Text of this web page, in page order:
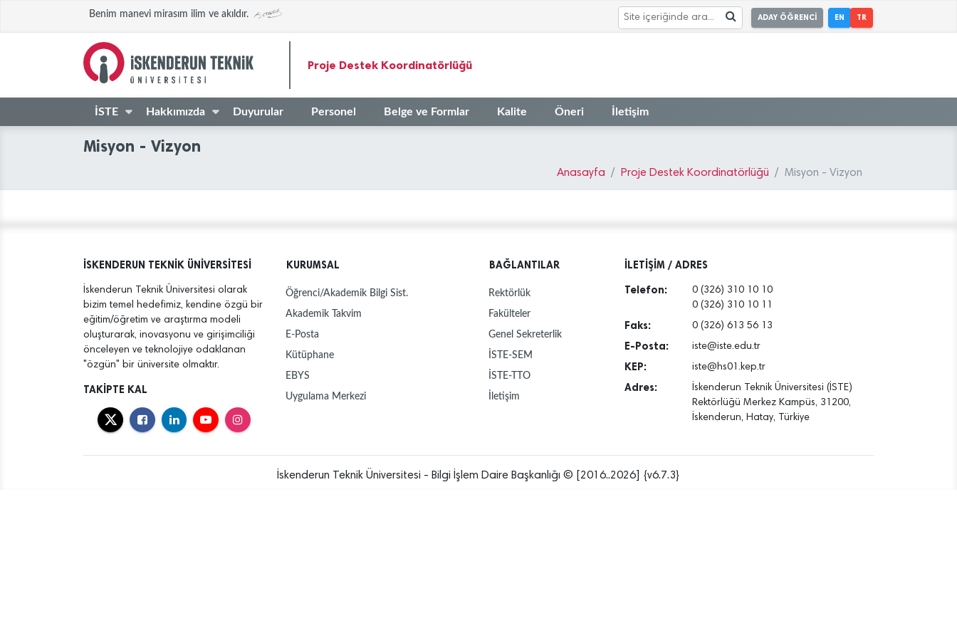
Benim manevi mirasım ilim ve akıldır. ADAY ÖĞRENCİ EN TR
Proje Destek Koordinatörlüğü
İSTE Hakkımızda Duyurular Personel Belge ve Formlar Kalite Öneri İletişim
Misyon - Vizyon
Anasayfa Proje Destek Koordinatörlüğü Misyon - Vizyon
İSKENDERUN TEKNİK ÜNİVERSİTESİ
İskenderun Teknik Üniversitesi olarak
bizim temel hedefimiz, kendine özgü bir
eğitim/öğretim ve araştırma modeli
oluşturarak, inovasyonu ve girişimciliği
önceleyen ve teknolojiye odaklanan
"özgün" bir üniversite olmaktır.
TAKİPTE KAL
KURUMSAL
Öğrenci/Akademik Bilgi Sist.
Akademik Takvim
E-Posta
Kütüphane
EBYS
Uygulama Merkezi
BAĞLANTILAR
Rektörlük
Fakülteler
Genel Sekreterlik
İSTE-SEM
İSTE-TTO
İletişim
İLETİŞİM / ADRES
Telefon:
0 (326) 310 10 10
0 (326) 310 10 11
Faks: 0 (326) 613 56 13
E-Posta: iste@iste.edu.tr
KEP: iste@hs01.kep.tr
Adres:
İskenderun Teknik Üniversitesi (İSTE)
Rektörlüğü Merkez Kampüs, 31200,
İskenderun, Hatay, Türkiye
İskenderun Teknik Üniversitesi - Bilgi İşlem Daire Başkanlığı © [2016..2026] {v6.7.3}